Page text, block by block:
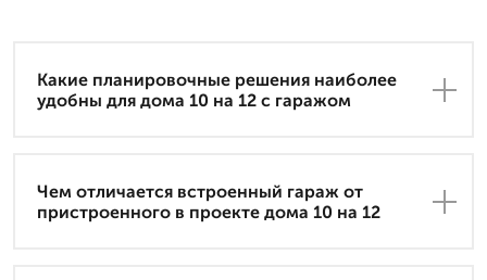
Какие планировочные решения наиболее
удобны для дома 10 на 12 с гаражом
Чем отличается встроенный гараж от
пристроенного в проекте дома 10 на 12